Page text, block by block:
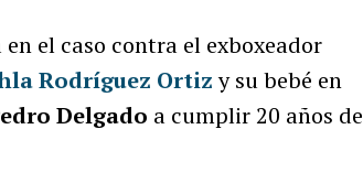
el caso contra el exboxeador
Rodríguez Ortizy su bebé en
Delgado a cumplir 20 años de